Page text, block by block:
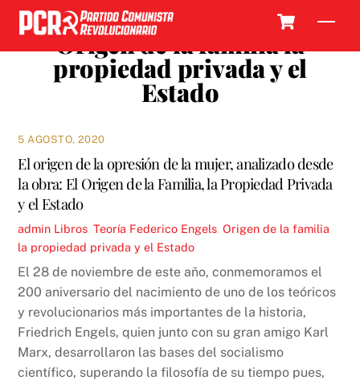
Skip
content
Origen de la familia la
propiedad privada y el
Estado
5 AGOSTO, 2020
El origen de la opresión de la mujer, analizado desde
la obra: El Origen de la Familia, la Propiedad Privada
y el Estado
admin Libros ,Teoría Federico Engels ,Origen de la familia
la propiedad privada y el Estado
El 28 de noviembre de este año, conmemoramos el
200 aniversario del nacimiento de uno de los teóricos
y revolucionarios más importantes de la historia,
Friedrich Engels, quien junto con su gran amigo Karl
Marx, desarrollaron las bases del socialismo
científico, superando la filosofía de su tiempo pues,